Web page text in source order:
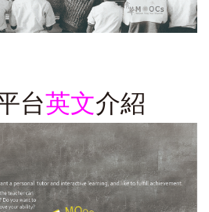
台英文介紹